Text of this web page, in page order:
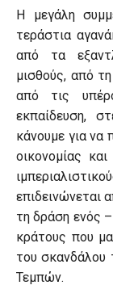
Η μεγάλη
τεράστια
από τα
μισθούς, από
από τις
εκπαίδευση,
κάνουμε για να
οικονομίας
επιδεινώνεται
τη δράση ενός
κράτους που
του
Τεμπών.